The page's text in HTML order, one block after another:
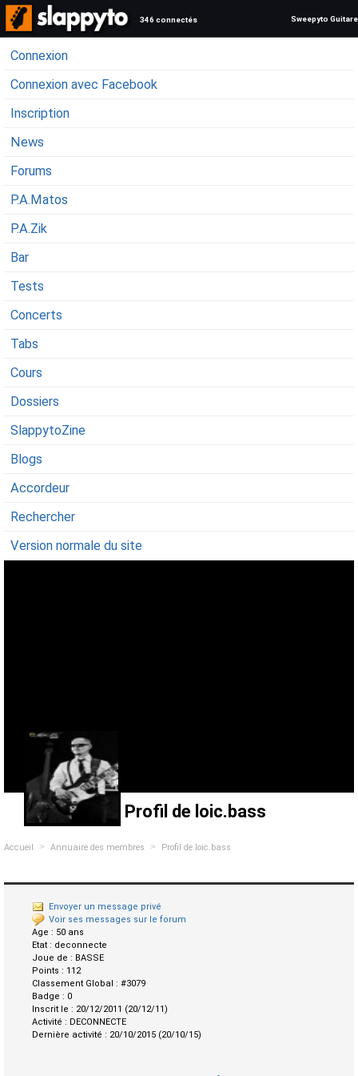
346 connectés Sweepyto Guitare
Connexion
Connexion avec Facebook
Inscription
News
Forums
P.A.Matos
P.A.Zik
Bar
Tests
Concerts
Tabs
Cours
Dossiers
SlappytoZine
Blogs
Accordeur
Rechercher
Version normale du site
Profil de loic.bass
Accueil > Annuaire des membres > Profil de loic.bass
Envoyer un message privé
Voir ses messages sur le forum
Age : 50 ans
Etat : deconnecte
Joue de : BASSE
Points : 112
Classement Global : #3079
Badge : 0
Inscrit le : 20/12/2011 (20/12/11)
Activité : DECONNECTE
Dernière activité : 20/10/2015 (20/10/15)